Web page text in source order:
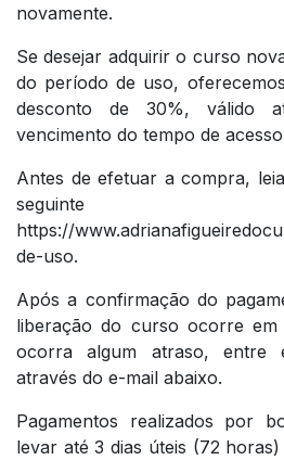
novamente.
Se desejar adquirir o curso
do período de uso,
desconto de 30%, válido
vencimento do tempo de
Antes de efetuar a compra,
https://
de-uso.
Após a confirmação do
liberação do curso ocorre em
ocorra algum atraso, entre
através do e-mail abaixo.
Pagamentos realizados por
levar até 3 dias úteis (72